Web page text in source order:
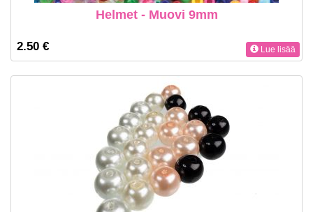
Helmet - Muovi 9mm
2.50 € Lue lisää